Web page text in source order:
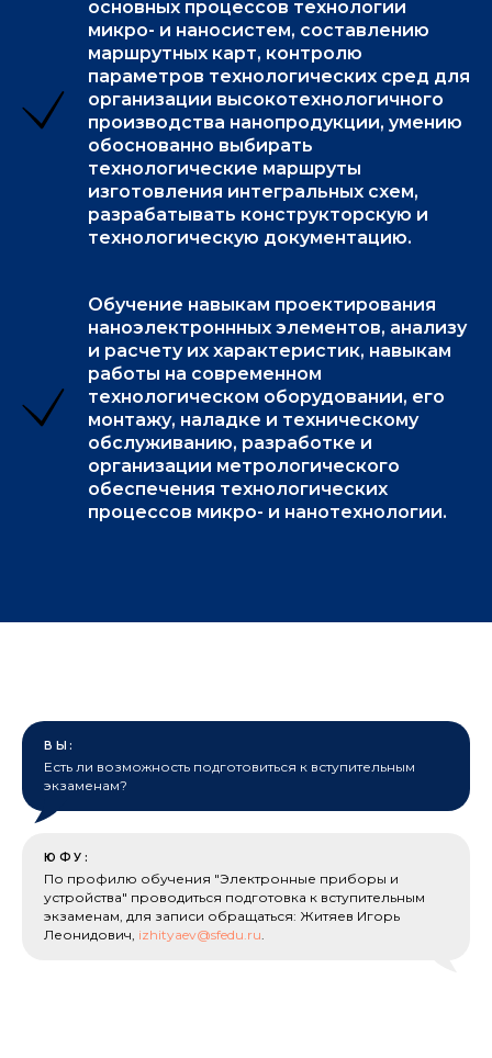
основных процессов технологии
микро- и наносистем, составлению
маршрутных карт, контролю
параметров технологических сред для
организации высокотехнологичного
производства нанопродукции, умению
обоснованно выбирать
технологические маршруты
изготовления интегральных схем,
разрабатывать конструкторскую и
технологическую документацию.
Обучение навыкам проектирования
наноэлектроннных элементов, анализу
и расчету их характеристик, навыкам
работы на современном
технологическом оборудовании, его
монтажу, наладке и техническому
обслуживанию, разработке и
организации метрологического
обеспечения технологических
процессов микро- и нанотехнологии.
ВЫ:
Есть ли возможность подготовиться к вступительным
экзаменам?
ЮФУ:
По профилю обучения "Электронные приборы и
устройства" проводиться подготовка к вступительным
экзаменам, для записи обращаться: Житяев Игорь
Леонидович, izhityaev@sfedu.ru